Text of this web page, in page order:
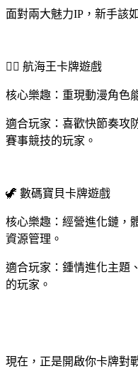
面對兩大魅力IP，新手該
🏴‍☠️ 航海王卡牌遊戲
核心樂趣：重現動漫角色
適合玩家：喜歡快節奏攻
賽事競技的玩家。
🦖 數碼寶貝卡牌遊戲
核心樂趣：經營進化鏈，
資源管理。
適合玩家：鍾情進化主題
的玩家。
現在，正是開啟你卡牌對